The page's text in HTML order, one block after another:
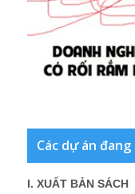
Các dự án
I. XUẤT BẢN SÁCH